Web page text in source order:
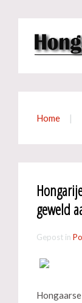
Home
geweld
Gepost in